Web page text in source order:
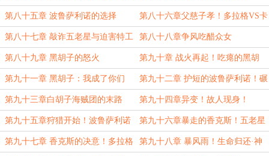
第八十五章 波鲁萨利诺的选择
是……以大欺小！
第八十六章父慈子孝！多拉格VS卡
普！
第八十七章 敲诈五老星与迫害特工 第八十八章争风吃醋众女
第八十九章 黑胡子的怒火 第九十章 战火再起！吃瘪的黑胡
子！
第九十一章 黑胡子：我成了你们
play中的一环？
第九十二章 护短的波鲁萨利诺！碾
压白胡子的实力！
第九十三章白胡子海贼团的末路 第九十四章异变！故人现身！
第九十五章狩猎开始！波鲁萨利诺
的改变！
第九十六章暴走的香克斯！五老星
的不安！
第九十七章 香克斯的决意！多拉格 第九十八章 暴风雨！生命归还·神